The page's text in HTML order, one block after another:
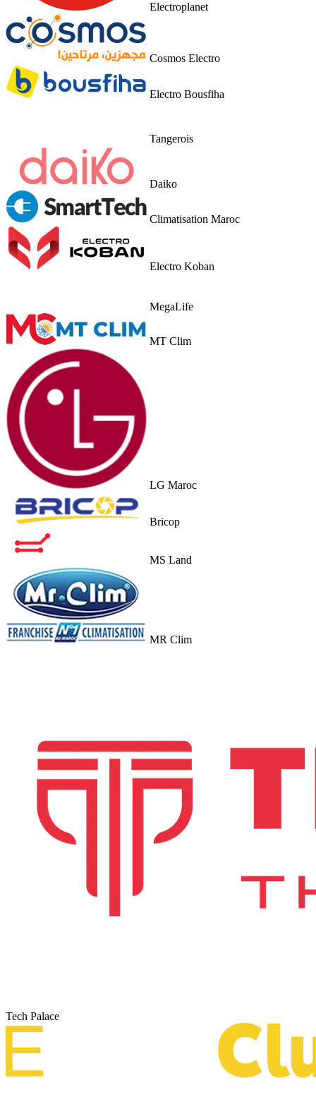
Electroplanet
Cosmos Electro
Electro Bousfiha
Tangerois
Daiko
Climatisation Maroc
Electro Koban
MegaLife
MT Clim
LG Maroc
Bricop
MS Land
MR Clim
Tech Palace